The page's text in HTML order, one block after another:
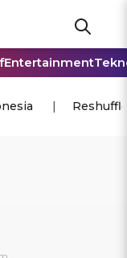
Entertainment